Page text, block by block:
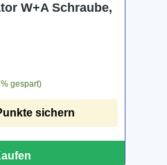
W+A Schraube,
gespart)
sichern